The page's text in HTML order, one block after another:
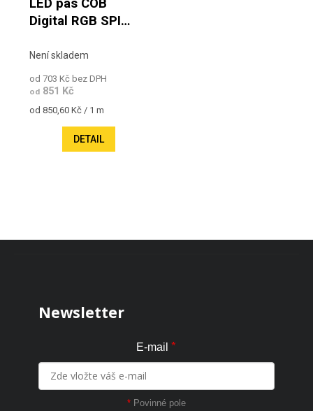
LED pás COB
Digital RGB SPI
Není skladem
od 703 Kč bez DPH
od851 Kč
Měrná cena:
od 850,60 Kč / 1 m
DETAIL
Newsletter
E-mail *
* Povinné pole